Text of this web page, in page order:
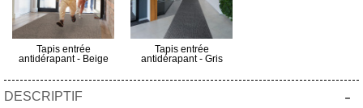
Tapis entrée
antidérapant - Beige
Tapis entrée
antidérapant - Gris
DESCRIPTIF -